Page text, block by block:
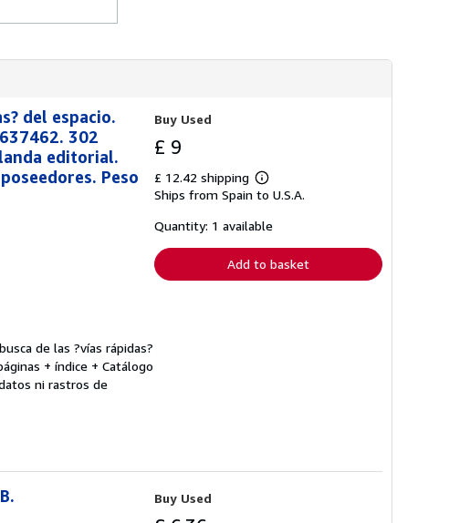
del espacio.
302
editorial.
Peso
de las ?vías rápidas?
+ índice + Catálogo
ni rastros de
Buy Used
£ 9
£ 12.42 shipping
Learn
more
shipping
Ships from Spain to U.S.A.
Quantity: 1 available
Add to basket
Buy Used